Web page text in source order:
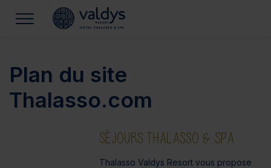
Plan du site
Thalasso.com
SÉJOURS THALASSO & SPA
Thalasso Valdys Resort vous propose